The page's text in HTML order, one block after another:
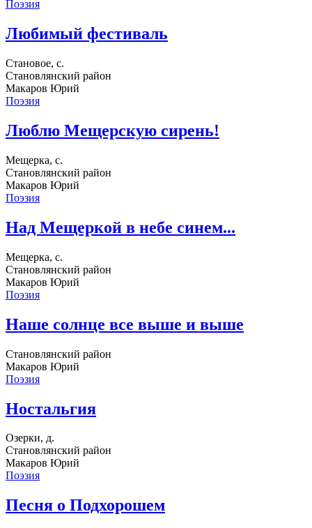
Поэзия
Любимый фестиваль
Становое, с.
Становлянский район
Макаров Юрий
Поэзия
Люблю Мещерскую сирень!
Мещерка, с.
Становлянский район
Макаров Юрий
Поэзия
Над Мещеркой в небе синем...
Мещерка, с.
Становлянский район
Макаров Юрий
Поэзия
Наше солнце все выше и выше
Становлянский район
Макаров Юрий
Поэзия
Ностальгия
Озерки, д.
Становлянский район
Макаров Юрий
Поэзия
Песня о Подхорошем